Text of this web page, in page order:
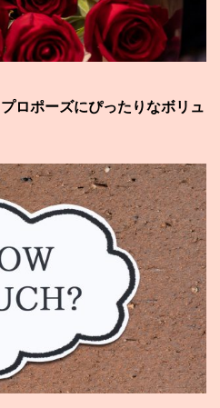
ロポーズにぴったりなボリュ